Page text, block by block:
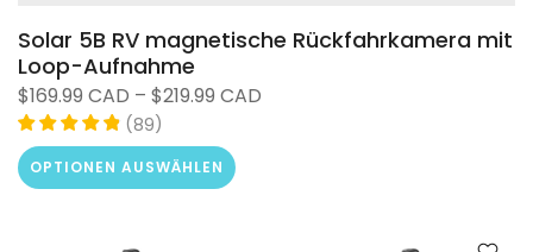
Solar 5B RV magnetische Rückfahrkamera mit
Loop-Aufnahme
$169.99 CAD – $219.99 CAD
(89)
OPTIONEN AUSWÄHLEN